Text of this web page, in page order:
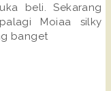
beli. Sekarang
Moiaa silky
banget